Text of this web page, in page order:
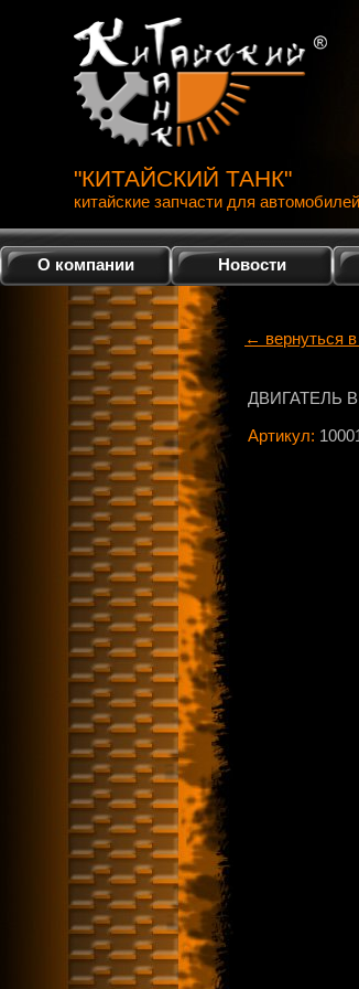
"КИТАЙСКИЙ ТАНК"
китайские запчасти для автомобилей
О компании Новости
← вернуться в
ДВИГАТЕЛЬ
Артикул: